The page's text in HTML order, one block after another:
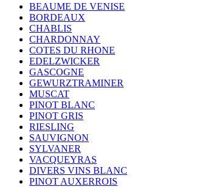
BEAUME DE VENISE
BORDEAUX
CHABLIS
CHARDONNAY
COTES DU RHONE
EDELZWICKER
GASCOGNE
GEWURZTRAMINER
MUSCAT
PINOT BLANC
PINOT GRIS
RIESLING
SAUVIGNON
SYLVANER
VACQUEYRAS
DIVERS VINS BLANC
PINOT AUXERROIS